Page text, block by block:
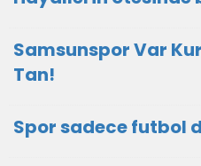
Samsunspor Var
Tan!
Spor sadece futbol